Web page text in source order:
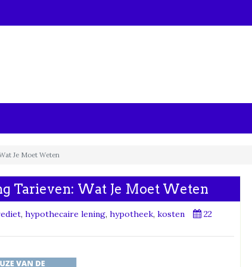
Je Moet Weten
Tarieven: Wat Je Moet Weten
, hypothecaire lening, hypotheek, kosten
22